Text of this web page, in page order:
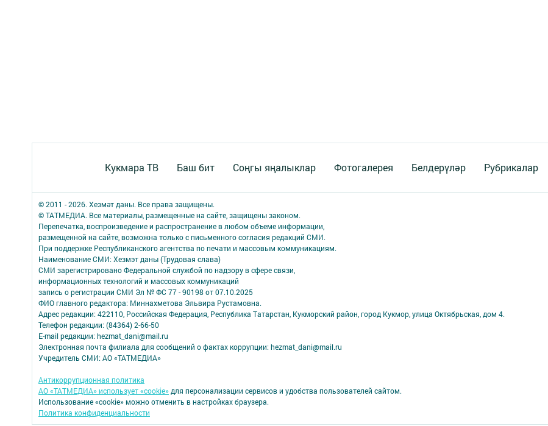
Кукмара ТВ Баш бит Соңгы яңалыклар Фотогалерея Белдерүләр Рубрикалар
© 2011 - 2026. Хезмәт даны. Все права защищены.
© ТАТМЕДИА. Все материалы, размещенные на сайте, защищены законом.
Перепечатка, воспроизведение и распространение в любом объеме информации,
размещенной на сайте, возможна только с письменного согласия редакций СМИ.
При поддержке Республиканского агентства по печати и массовым коммуникациям.
Наименование СМИ: Хезмэт даны (Трудовая слава)
СМИ зарегистрировано Федеральной службой по надзору в сфере связи,
информационных технологий и массовых коммуникаций
запись о регистрации СМИ Эл № ФС 77 - 90198 от 07.10.2025
ФИО главного редактора: Миннахметова Эльвира Рустамовна.
Адрес редакции: 422110, Российская Федерация, Республика Татарстан, Кукморский район, город Кукмор, улица Октябрьская, дом 4.
Телефон редакции: (84364) 2-66-50
E-mail редакции: hezmat_dani@mail.ru
Электронная почта филиала для сообщений о фактах коррупции: hezmat_dani@mail.ru
Учредитель СМИ: АО «ТАТМЕДИА»
Антикоррупционная политика
АО «ТАТМЕДИА» использует «cookie» для персонализации сервисов и удобства пользователей сайтом.
Использование «cookie» можно отменить в настройках браузера.
Политика конфиденциальности